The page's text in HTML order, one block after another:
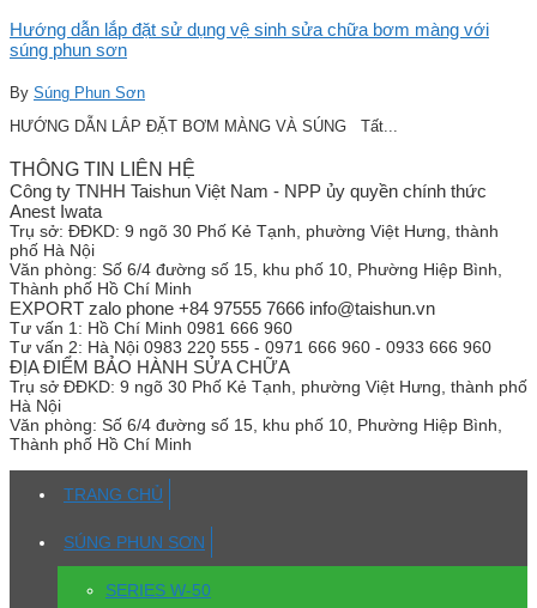
Hướng dẫn lắp đặt sử dụng vệ sinh sửa chữa bơm màng với
súng phun sơn
By Súng Phun Sơn
HƯỚNG DẪN LẮP ĐẶT BƠM MÀNG VÀ SÚNG Tất...
THÔNG TIN LIÊN HỆ
Công ty TNHH Taishun Việt Nam - NPP ủy quyền chính thức
Anest Iwata
Trụ sở: ĐĐKD: 9 ngõ 30 Phố Kẻ Tạnh, phường Việt Hưng, thành
phố Hà Nội
Văn phòng: Số 6/4 đường số 15, khu phố 10, Phường Hiệp Bình,
Thành phố Hồ Chí Minh
EXPORT zalo phone +84 97555 7666 info@taishun.vn
Tư vấn 1: Hồ Chí Minh 0981 666 960
Tư vấn 2: Hà Nội 0983 220 555 - 0971 666 960 - 0933 666 960
ĐỊA ĐIỂM BẢO HÀNH SỬA CHỮA
Trụ sở ĐĐKD: 9 ngõ 30 Phố Kẻ Tạnh, phường Việt Hưng, thành phố
Hà Nội
Văn phòng: Số 6/4 đường số 15, khu phố 10, Phường Hiệp Bình,
Thành phố Hồ Chí Minh
TRANG CHỦ
SÚNG PHUN SƠN
SERIES W-50